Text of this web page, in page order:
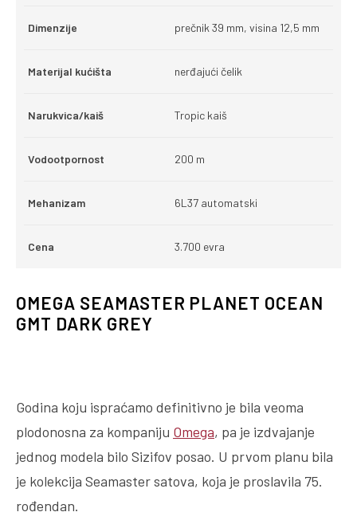
Dimenzije prečnik 39 mm, visina 12,5 mm
Materijal kućišta nerđajući čelik
Narukvica/kaiš Tropic kaiš
Vodootpornost 200 m
Mehanizam 6L37 automatski
Cena 3.700 evra
OMEGA SEAMASTER PLANET OCEAN
GMT DARK GREY
Godina koju ispraćamo definitivno je bila veoma
plodonosna za kompaniju Omega, pa je izdvajanje
jednog modela bilo Sizifov posao. U prvom planu bila
je kolekcija Seamaster satova, koja je proslavila 75.
rođendan.